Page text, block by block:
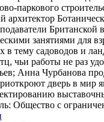
паркового
архитектор
Британской
занятиями для
в тему садоводов и
чьи работы не раз
Анна Чурбанова
дверь в мир
Общество с